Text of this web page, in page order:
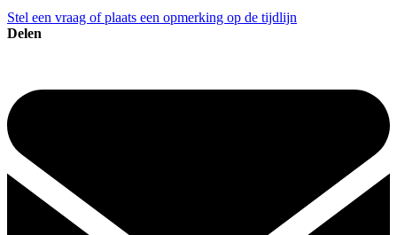
Stel een vraag of plaats een opmerking op de tijdlijn
Delen